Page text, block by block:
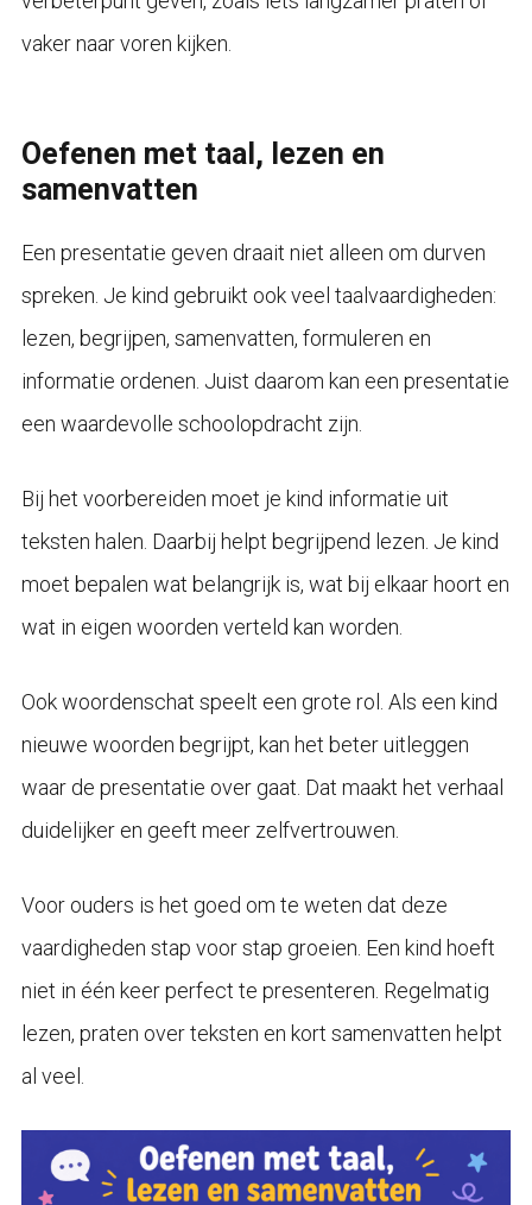
vaker naar voren kijken.
Oefenen met taal, lezen en
samenvatten
Een presentatie geven draait niet alleen om durven
spreken. Je kind gebruikt ook veel taalvaardigheden:
lezen, begrijpen, samenvatten, formuleren en
informatie ordenen. Juist daarom kan een presentatie
een waardevolle schoolopdracht zijn.
Bij het voorbereiden moet je kind informatie uit
teksten halen. Daarbij helpt begrijpend lezen. Je kind
moet bepalen wat belangrijk is, wat bij elkaar hoort en
wat in eigen woorden verteld kan worden.
Ook woordenschat speelt een grote rol. Als een kind
nieuwe woorden begrijpt, kan het beter uitleggen
waar de presentatie over gaat. Dat maakt het verhaal
duidelijker en geeft meer zelfvertrouwen.
Voor ouders is het goed om te weten dat deze
vaardigheden stap voor stap groeien. Een kind hoeft
niet in één keer perfect te presenteren. Regelmatig
lezen, praten over teksten en kort samenvatten helpt
al veel.